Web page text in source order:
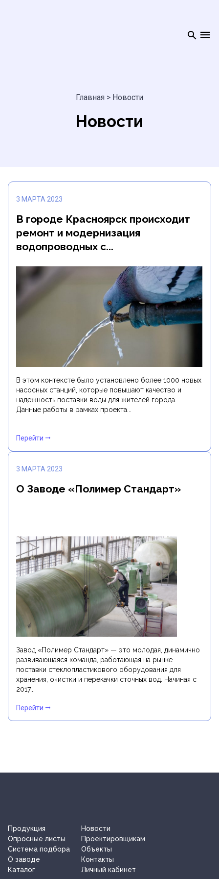
Главная > Новости
Новости
3 МАРТА 2023
В городе Красноярск происходит
ремонт и модернизация
водопроводных с...
В этом контексте было установлено более 1000 новых
насосных станций, которые повышают качество и
надежность поставки воды для жителей города.
Данные работы в рамках проекта...
Перейти
3 МАРТА 2023
О Заводе «Полимер Стандарт»
Завод «Полимер Стандарт» — это молодая, динамично
развивающаяся команда, работающая на рынке
поставки стеклопластикового оборудования для
хранения, очистки и перекачки сточных вод. Начиная с
2017...
Перейти
Продукция
Новости
Опросные листы
Проектировщикам
Система подбора
Объекты
О заводe
Контакты
Каталог
Личный кабинет